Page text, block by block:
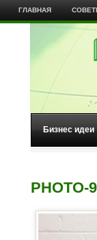
ГЛАВНАЯ
Бизнес идеи
PHOTO-